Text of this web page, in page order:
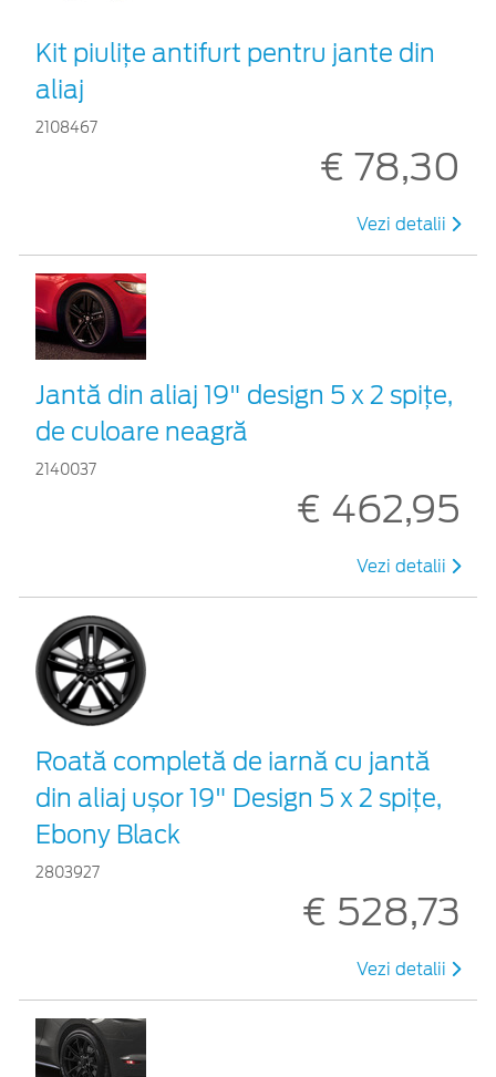
Kit piuliţe antifurt pentru jante din
aliaj
2108467
€ 78,30
Vezi detalii
Jantă din aliaj 19" design 5 x 2 spiţe,
de culoare neagră
2140037
€ 462,95
Vezi detalii
Roată completă de iarnă cu jantă
din aliaj ușor 19" Design 5 x 2 spițe,
Ebony Black
2803927
€ 528,73
Vezi detalii